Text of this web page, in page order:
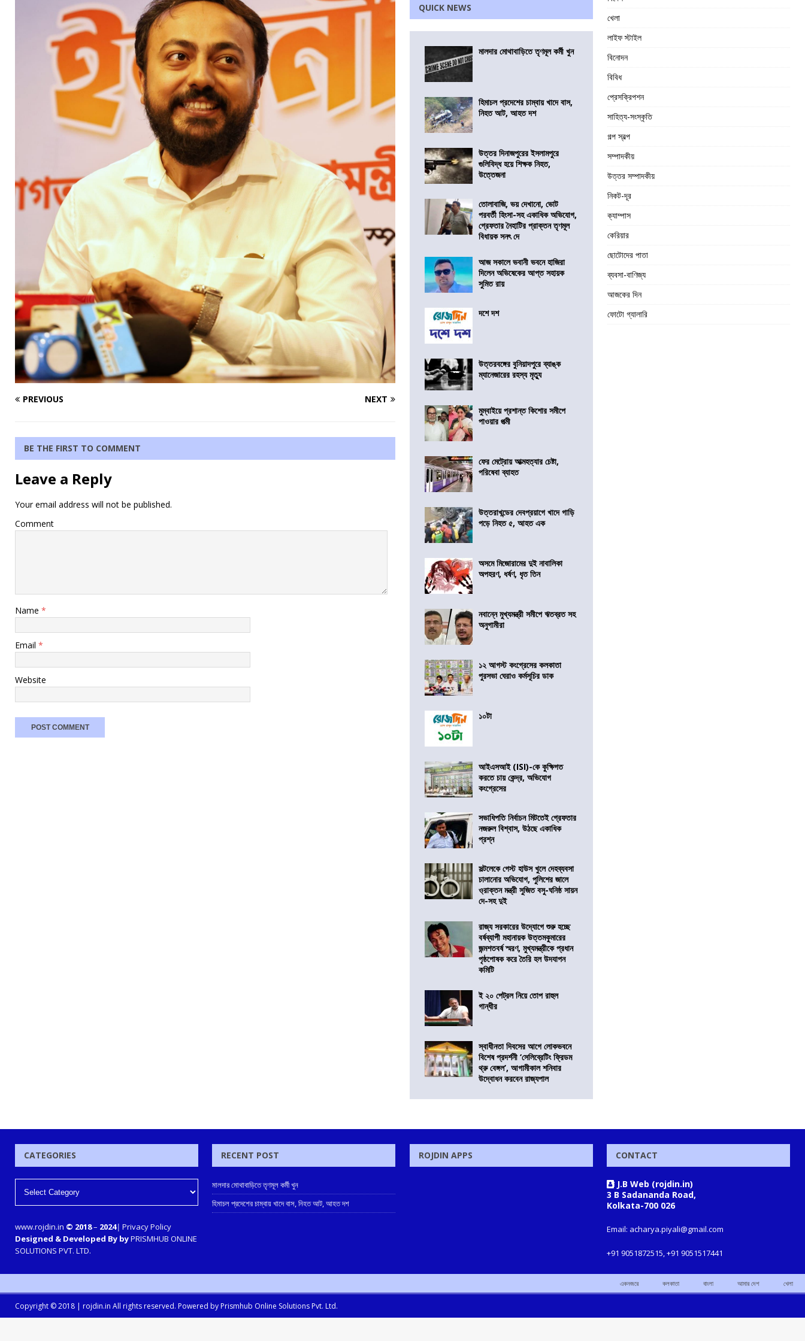
PREVIOUS NEXT
BE THE FIRST TO COMMENT
Leave a Reply
Your email address will not be published.
Comment
Name *
Email *
Website
QUICK NEWS
মালদার মোথাবাড়িতে তৃণমূল কর্মী খুন
হিমাচল প্রদেশের চাম্বায় খাদে বাস,
নিহত আট, আহত দশ
উত্তর দিনাজপুরের ইসলামপুরে
গুলিবিদ্ধ হয়ে শিক্ষক নিহত,
উত্তেজনা
তোলাবাজি, ভয় দেখানো, ভোট
পরবর্তী হিংসা-সহ একাধিক অভিযোগ,
গ্রেফতার নৈহাটির প্রাক্তন তৃণমূল
বিধায়ক সনৎ দে
আজ সকালে ভবানী ভবনে হাজিরা
দিলেন অভিষেকের আপ্ত সহায়ক
সুমিত রায়
দশে দশ
উত্তরবঙ্গের বুনিয়াদপুরে ব্যাঙ্ক
ম্যানেজারের রহস্য মৃত্যু
মুম্বাইয়ে প্রশান্ত কিশোর সমীপে
পাওয়ার পত্মী
ফের মেট্রোয় আত্মহত্যার চেষ্টা,
পরিষেবা ব্যাহত
উত্তরাখন্ডের দেবপ্রয়াগে খাদে গাড়ি
পড়ে নিহত ৫, আহত এক
অসমে মিজোরামের দুই নাবালিকা
অপহরণ, ধর্ষণ, ধৃত তিন
নবান্নে মুখ্যমন্ত্রী সমীপে ঋতব্রত সহ
অনুগামীরা
১২ আগস্ট কংগ্রেসের কলকাতা
পুরসভা ঘেরাও কর্মসূচির ডাক
১০টা
আইএসআই (ISI)-কে কুক্ষিগত
করতে চায় কেন্দ্র, অভিযোগ
কংগ্রেসের
সভাধিপতি নির্বাচন মিটতেই গ্রেফতার
নজরুল বিশ্বাস, উঠছে একাধিক
প্রশ্ন
সল্টলেকে গেস্ট হাউস খুলে দেহব্যবসা
চালানোর অভিযোগ, পুলিশের জালে
ও্রাক্তন মন্ত্রী সুজিত বসু-ঘনিষ্ঠ সায়ন
দে-সহ দুই
রাজ্য সরকারের উদ্যোগে শুরু হচ্ছে
বর্ষব্যাপী মহানায়ক উত্তমকুমারের
জন্মশতবর্ষ স্মরণ, মুখ্যমন্ত্রীকে প্রধান
পৃষ্ঠপোষক করে তৈরি হল উদযাপন
কমিটি
ই ২০ পেট্রল নিয়ে তোপ রাহুল
গান্ধীর
স্বাধীনতা দিবসের আগে লোকভবনে
বিশেষ প্রদর্শনী ‘সেলিব্রেটিং ফ্রিডম
থ্রু বেঙ্গল’, আগামীকাল শনিবার
উদ্বোধন করবেন রাজ্যপাল
খেলা
লাইফ স্টাইল
বিনোদন
বিবিধ
প্রেসক্রিপশন
সাহিত্য-সংস্কৃতি
গল্প স্বল্প
সম্পাদকীয়
উত্তর সম্পাদকীয়
নিকট-দূর
ক্যাম্পাস
কেরিয়ার
ছোটোদের পাতা
ব্যবসা-বাণিজ্য
আজকের দিন
ফোটো গ্যালারি
CATEGORIES
www.rojdin.in © 2018– 2024| Privacy Policy
Designed & Developed By byPRISMHUB ONLINE
SOLUTIONS PVT. LTD.
RECENT POST
মালদার মোথাবাড়িতে তৃণমূল কর্মী খুন
হিমাচল প্রদেশের চাম্বায় খাদে বাস, নিহত আট, আহত দশ
ROJDIN APPS CONTACT
J.B Web (rojdin.in)
3 B Sadananda Road,
Kolkata-700 026
Email: acharya.piyali@gmail.com
+91 9051872515, +91 9051517441
একনজরে কলকাতা বাংলা আমার দেশ খেলা
Copyright © 2018 | rojdin.in All rights reserved. Powered by Prismhub Online Solutions Pvt. Ltd.